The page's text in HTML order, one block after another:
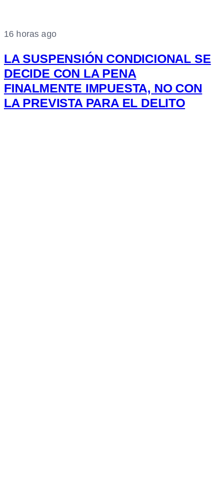
16 horas ago
LA SUSPENSIÓN CONDICIONAL SE
DECIDE CON LA PENA
FINALMENTE IMPUESTA, NO CON
LA PREVISTA PARA EL DELITO